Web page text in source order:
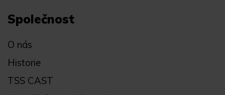
Společnost
O nás
Historie
TSS CAST